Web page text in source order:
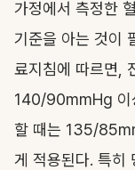
가정에서 측정한
기준을 아는 것이
료지침에 따르면,
140/90mmHg 이
할 때는 135/
게 적용된다. 특히